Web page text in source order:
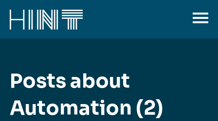
Posts about
Automation (2)